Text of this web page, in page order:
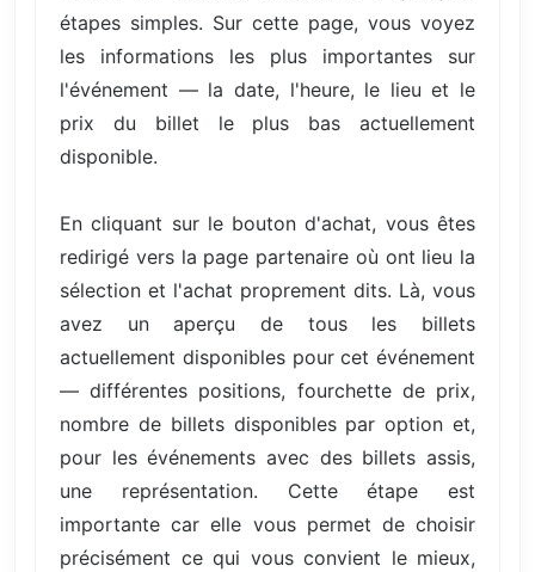
étapes simples. Sur cette page, vous voyez
les informations les plus importantes sur
l'événement — la date, l'heure, le lieu et le
prix du billet le plus bas actuellement
disponible.
En cliquant sur le bouton d'achat, vous êtes
redirigé vers la page partenaire où ont lieu la
sélection et l'achat proprement dits. Là, vous
avez un aperçu de tous les billets
actuellement disponibles pour cet événement
— différentes positions, fourchette de prix,
nombre de billets disponibles par option et,
pour les événements avec des billets assis,
une représentation. Cette étape est
importante car elle vous permet de choisir
précisément ce qui vous convient le mieux,